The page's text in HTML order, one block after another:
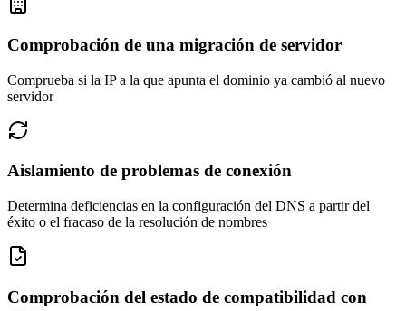
Comprobación de una migración de servidor
Comprueba si la IP a la que apunta el dominio ya cambió al nuevo
servidor
Aislamiento de problemas de conexión
Determina deficiencias en la configuración del DNS a partir del
éxito o el fracaso de la resolución de nombres
Comprobación del estado de compatibilidad con